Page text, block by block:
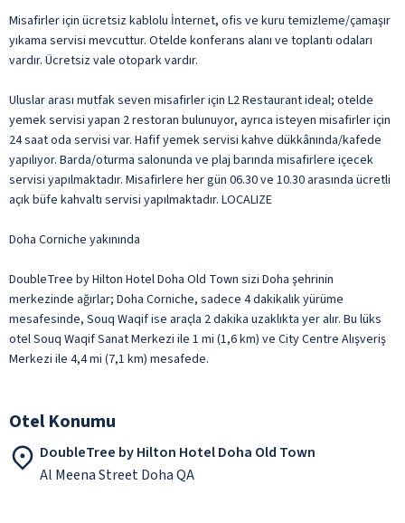
Misafirler için ücretsiz kablolu İnternet, ofis ve kuru temizleme/çamaşır
yıkama servisi mevcuttur. Otelde konferans alanı ve toplantı odaları
vardır. Ücretsiz vale otopark vardır.
Uluslar arası mutfak seven misafirler için L2 Restaurant ideal; otelde
yemek servisi yapan 2 restoran bulunuyor, ayrıca isteyen misafirler için
24 saat oda servisi var. Hafif yemek servisi kahve dükkânında/kafede
yapılıyor. Barda/oturma salonunda ve plaj barında misafirlere içecek
servisi yapılmaktadır. Misafirlere her gün 06.30 ve 10.30 arasında ücretli
açık büfe kahvaltı servisi yapılmaktadır. LOCALIZE
Doha Corniche yakınında
DoubleTree by Hilton Hotel Doha Old Town sizi Doha şehrinin
merkezinde ağırlar; Doha Corniche, sadece 4 dakikalık yürüme
mesafesinde, Souq Waqif ise araçla 2 dakika uzaklıkta yer alır. Bu lüks
otel Souq Waqif Sanat Merkezi ile 1 mi (1,6 km) ve City Centre Alışveriş
Merkezi ile 4,4 mi (7,1 km) mesafede.
Otel Konumu
DoubleTree by Hilton Hotel Doha Old Town
Al Meena Street Doha QA